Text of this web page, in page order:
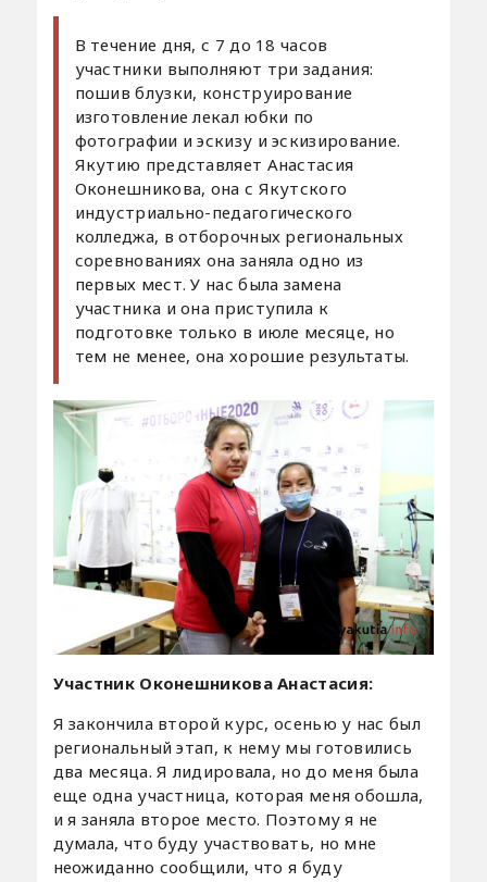
В течение дня, с 7 до 18 часов
участники выполняют три задания:
пошив блузки, конструирование
изготовление лекал юбки по
фотографии и эскизу и эскизирование.
Якутию представляет Анастасия
Оконешникова, она с Якутского
индустриально-педагогического
колледжа, в отборочных региональных
соревнованиях она заняла одно из
первых мест. У нас была замена
участника и она приступила к
подготовке только в июле месяце, но
тем не менее, она хорошие результаты.
Участник Оконешникова Анастасия:
Я закончила второй курс, осенью у нас был
региональный этап, к нему мы готовились
два месяца. Я лидировала, но до меня была
еще одна участница, которая меня обошла,
и я заняла второе место. Поэтому я не
думала, что буду участвовать, но мне
неожиданно сообщили, что я буду